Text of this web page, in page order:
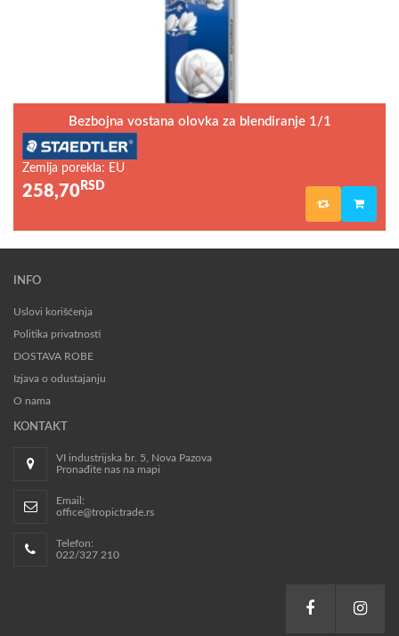
Bezbojna vostana olovka za blendiranje 1/1
Zemlja porekla: EU
258,70 RSD
INFO
Uslovi korišćenja
Politika privatnosti
DOSTAVA ROBE
Izjava o odustajanju
O nama
KONTAKT
VI industrijska br. 5, Nova Pazova
Pronađite nas na mapi
Email:
office@tropictrade.rs
Telefon:
022/327 210